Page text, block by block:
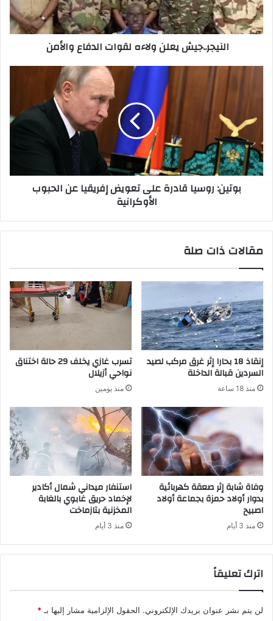
النيجر..جيش يعلن ولاءه لقوات الدفاع والأمن
بوتين: روسيا قادرة على تعويض إفريقيا عن الحبوب
الأوكرانية
مقالات ذات صلة
إنقاذ 18 بحارا إثر غرق مركب لصيد
السردين قبالة الداخلة
منذ 18 ساعة
تسرب غازي يخلف 29 حالة اختناق
نواحي أزيلال
منذ يومين
وفاة شابة إثر صعقة كهربائية
بدوار أولاد حمزة بجماعة أولاد
اصبيح
منذ 3 أيام
استنفار ميداني شمال أكادير
لإخماد حريق غابوي بالغابة
المخزنية بتازماخت
منذ 3 أيام
اترك تعليقاً
لن يتم نشر عنوان بريدك الإلكتروني. الحقول الإلزامية مشار إليها بـ *